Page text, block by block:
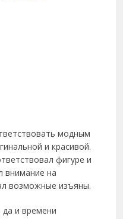
модным
и красивой.
фигуре и
внимание на
возможные изъяны.
да и времени